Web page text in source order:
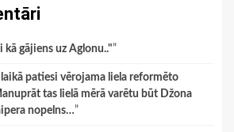
kā gājiens uz Aglonu.."”
laikā patiesi vērojama liela reformēto
tas lielā mērā varētu būt Džona
nopelns…”